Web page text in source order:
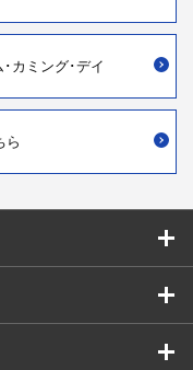
･カミング･デイ
ら